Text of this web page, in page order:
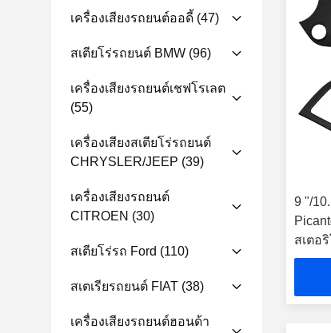
เครื่องเสียงรถยนต์ออดี้ (47)
สเตียโร่รถยนต์ BMW (96)
เครื่องเสียงรถยนต์เชฟโรเลต
(55)
เครื่องเสียงสเตียโร่รถยนต์
CHRYSLER/JEEP (39)
เครื่องเสียงรถยนต์
CITROEN (30)
สเตียโร่รถ Ford (110)
สเตเรียรถยนต์ FIAT (38)
เครื่องเสียงรถยนต์ฮอนด้า
9 "/
สเตอ